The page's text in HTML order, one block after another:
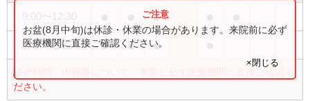
●
15:00〜18:30 ● ● ●
診療時間・内容等について、事前に必ず医療機関に直接ご確認く
ださい。
お盆(8月中旬)は休診・休業の場合があります。来院前に必ず
医療機関に直接ご確認ください。
×閉じる